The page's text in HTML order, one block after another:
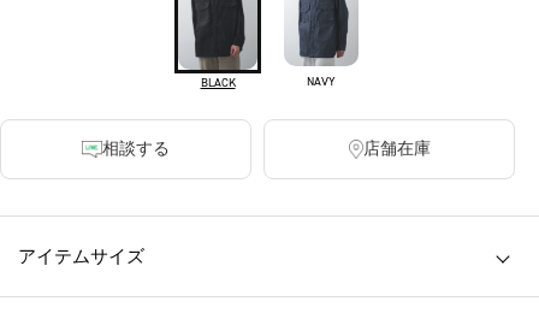
BLACK NAVY
相談する 店舗在庫
アイテムサイズ